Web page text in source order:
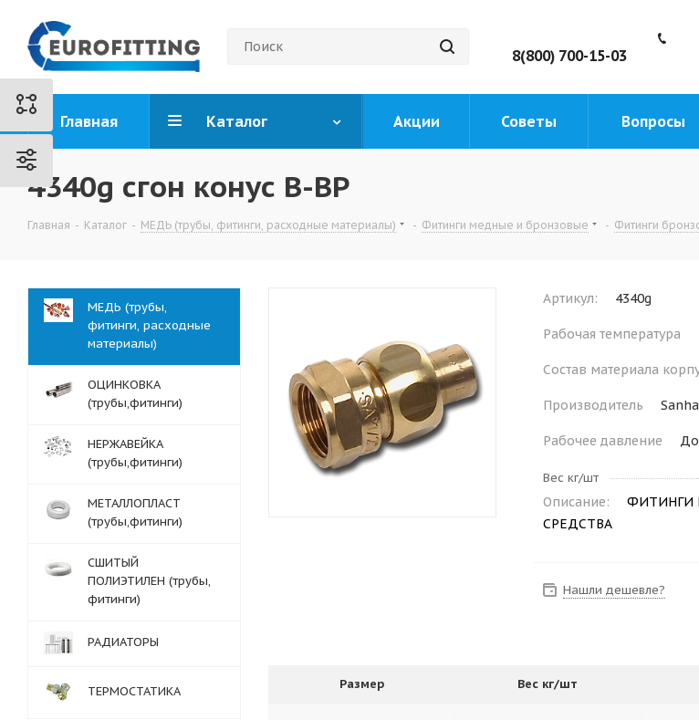
8(800) 700-15-03
Главная Каталог Акции Советы Вопросы
4340g сгон конус В-ВР
Главная - Каталог - МЕДЬ (трубы, фитинги, расходные материалы) - Фитинги медные и бронзовые - Фитинги
Артикул: 4340g
Рабочая температура
Состав материала
Производитель Sanha
Рабочее давление
Вес кг/шт
Описание:
ФИТИНГИ
СРЕДСТВА
Нашли дешевле?
Размер Вес кг/шт
МЕДЬ (трубы,
фитинги, расходные
материалы)
ОЦИНКОВКА
(трубы,фитинги)
НЕРЖАВЕЙКА
(трубы,фитинги)
МЕТАЛЛОПЛАСТ
(трубы,фитинги)
СШИТЫЙ
ПОЛИЭТИЛЕН (трубы,
фитинги)
РАДИАТОРЫ
ТЕРМОСТАТИКА